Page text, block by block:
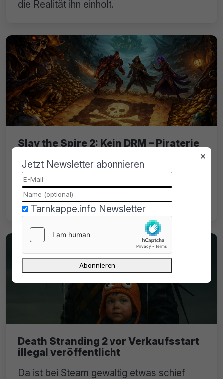
die Realität ihn einholt.
Slay the Spire 2: Kein DRM – Piraterie
Trotz massiver Piraterie greift Mega Crit
nicht ein. Slay the Spire 2 verzichtet
bewusst auf Kopierschutz.
Death Stranding 2 vor Verkaufsstart
illegal veröffentlicht
Da ist bei Steam gewaltig etwas schief
×
Jetzt Newsletter abonnieren
Tarnkappe.info Newsletter